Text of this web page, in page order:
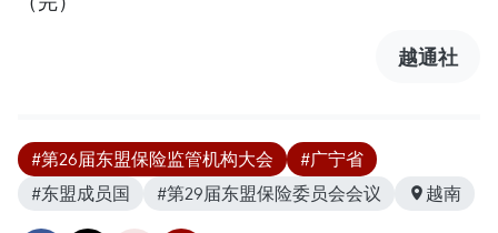
越通社
#第26届东盟保险监管机构大会
#广宁省
#东盟成员国
#第29届东盟保险委员会会议 越南